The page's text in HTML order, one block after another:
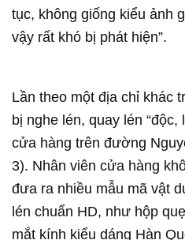
tục, không giống kiểu ảnh
vậy rất khó bị phát hiện”.
Lần theo một địa chỉ khác
bị nghe lén, quay lén “độc,
cửa hàng trên đường
3). Nhân viên cửa hàng
đưa ra nhiều mẫu mã vật
lén chuẩn HD, như hộp
mắt kính kiểu dáng Hàn